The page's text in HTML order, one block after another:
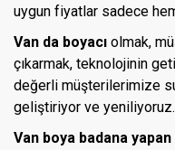
uygun fiyatlar sadece
Van da boyacı olmak,
çıkarmak, teknolojinin
değerli müşterilerimize
geliştiriyor ve yeniliyoruz.
Van boya badana